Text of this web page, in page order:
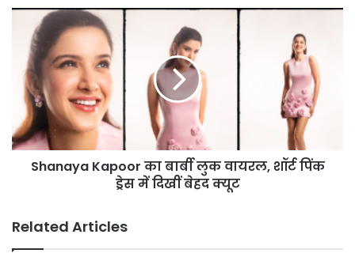
Shanaya
Kapoor
लुक
वायरल,
शॉर्ट
पिंक
ड्रेस
Shanaya Kapoor का बार्बी लुक वायरल, शॉर्ट पिंक
ड्रेस में दिखीं बेहद क्यूट
Related Articles